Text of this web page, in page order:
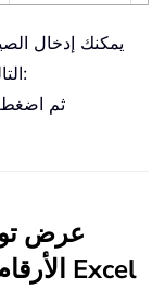
التالية مباشرةً في خلية فارغة لعرض النتيجة:
عرض
الأرقام ذات الخط العريض فقط في Excel